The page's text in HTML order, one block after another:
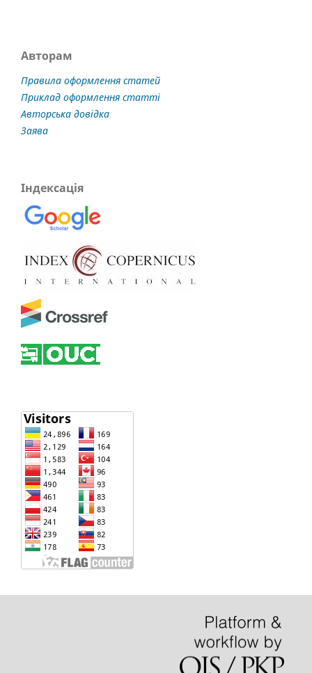
Авторам
Правила оформлення статей
Приклад оформлення статті
Авторська довідка
Заява
Індексація